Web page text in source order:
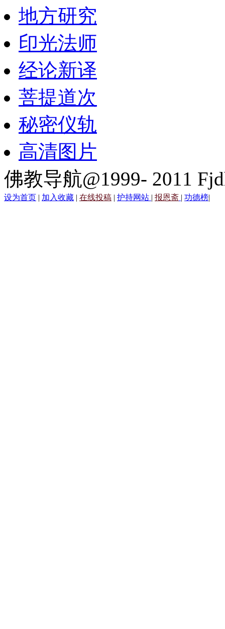
地方研究
印光法师
经论新译
菩提道次
秘密仪轨
高清图片
佛教导航@1999- 2011
设为首页 | 加入收藏 | 在线投稿 | 护持网站 | 报恩斋 | 功德榜|